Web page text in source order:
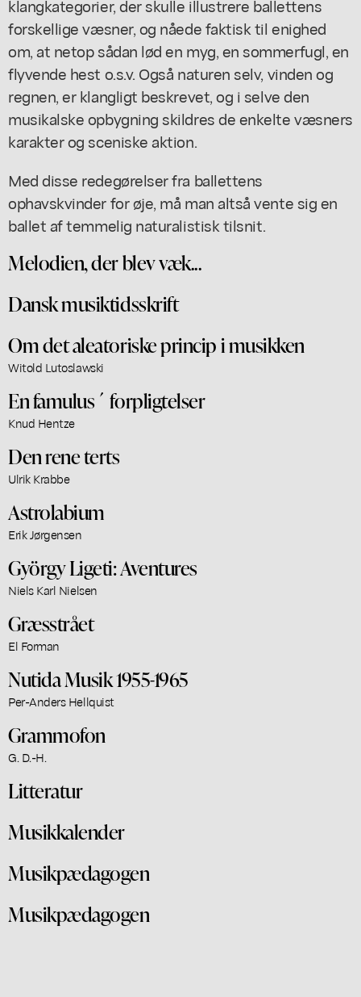
klangkategorier, der skulle illustrere ballettens
forskellige væsner, og nåede faktisk til enighed
om, at netop sådan lød en myg, en sommerfugl, en
flyvende hest o.s.v. Også naturen selv, vinden og
regnen, er klangligt beskrevet, og i selve den
musikalske opbygning skildres de enkelte væsners
karakter og sceniske aktion.
Med disse redegørelser fra ballettens
ophavskvinder for øje, må man altså vente sig en
ballet af temmelig naturalistisk tilsnit.
Melodien, der blev væk...
Dansk musiktidsskrift
Om det aleatoriske princip i musikken
Witold Lutoslawski
En famulus´ forpligtelser
Knud Hentze
Den rene terts
Ulrik Krabbe
Astrolabium
Erik Jørgensen
György Ligeti: Aventures
Niels Karl Nielsen
Græsstrået
El Forman
Nutida Musik 1955-1965
Per-Anders Hellquist
Grammofon
G. D.-H.
Litteratur
Musikkalender
Musikpædagogen
Musikpædagogen